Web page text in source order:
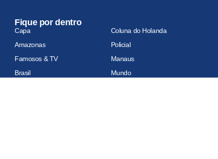
Fique por dentro
Capa
Coluna do Holanda
Amazonas
Policial
Famosos & TV
Manaus
Brasil
Mundo